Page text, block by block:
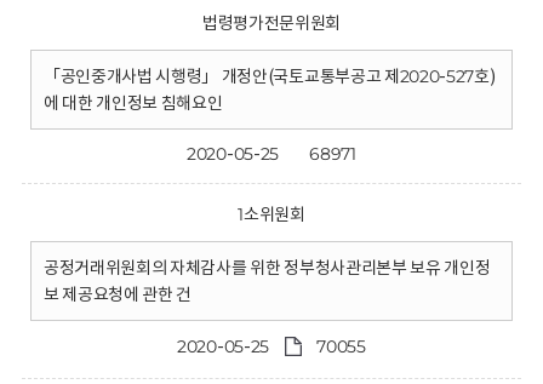
법령평가전문위원회
「공인중개사법 시행령」 개정안(국토교통부공고 제2020-527호)
에 대한 개인정보 침해요인
2020-05-25 68971
1소위원회
공정거래위원회의 자체감사를 위한 정부청사관리본부 보유 개인정
보 제공요청에 관한 건
2020-05-25 70055